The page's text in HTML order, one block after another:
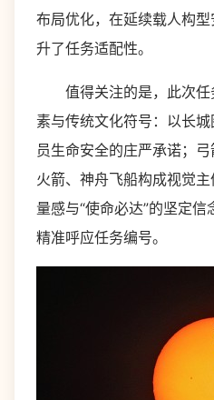
布局优化，在延续载人构
升了任务适配性。
值得关注的是，此次任
素与传统文化符号：以长
员生命安全的庄严承诺；
火箭、神舟飞船构成视觉
量感与“使命必达”的坚定信
精准呼应任务编号。